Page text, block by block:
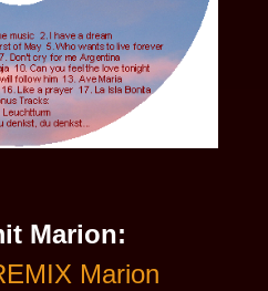
Marion:
Marion